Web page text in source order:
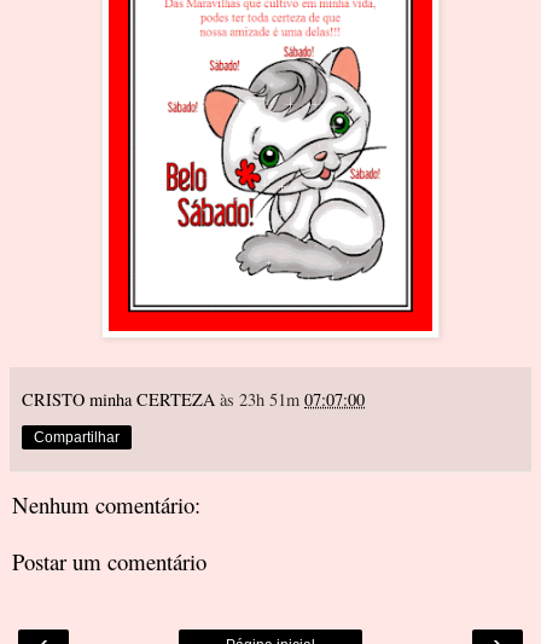
CRISTO minha CERTEZA às 23h 51m 07:07:00
Compartilhar
Nenhum comentário:
Postar um comentário